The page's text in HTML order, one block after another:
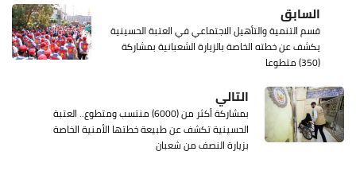
السابق
قسم التنمية والتأهيل الاجتماعي في العتبة الحسينية
يكشف عن خطته الخاصة بالزيارة الشعبانية بمشاركة
(350) متطوعا
التالي
بمشاركة أكثر من (6000) منتسب ومتطوع.. العتبة
الحسينية تكشف عن طبيعة خطتها الأمنية الخاصة
بزيارة النصف من شعبان